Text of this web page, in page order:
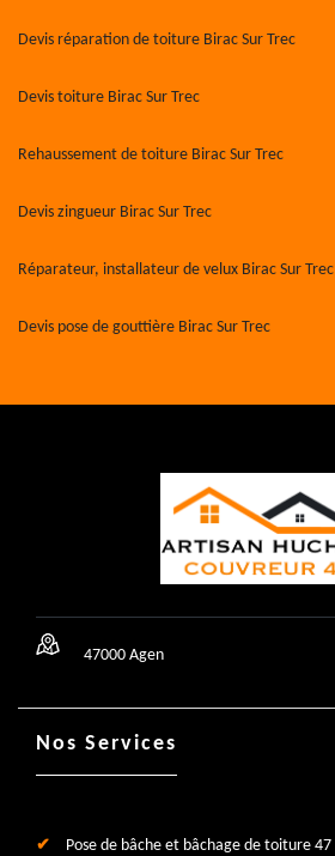
Devis réparation de toiture Birac Sur Trec
Devis toiture Birac Sur Trec
Rehaussement de toiture Birac Sur Trec
Devis zingueur Birac Sur Trec
Réparateur, installateur de velux Birac Sur Trec
Devis pose de gouttière Birac Sur Trec
47000 Agen
Nos Services
Pose de bâche et bâchage de toiture 47